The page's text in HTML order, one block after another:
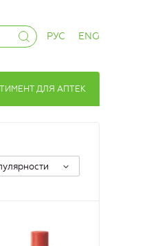
РУС ENG
ДЛЯ АПТЕК